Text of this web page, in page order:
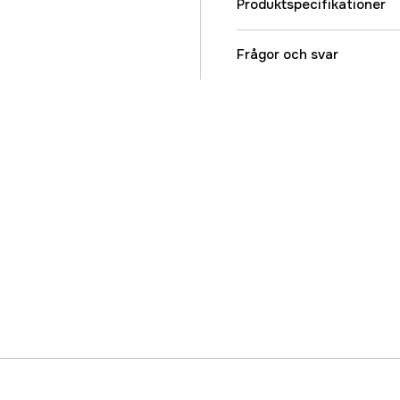
Produktspecifikationer
Referensnummer
Frågor och svar